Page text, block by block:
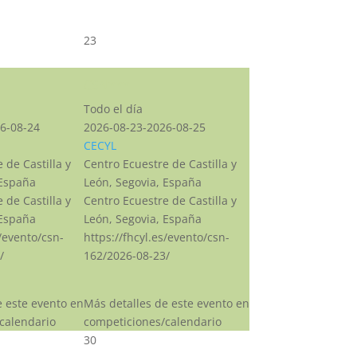
08-24
de Castilla y
de Castilla y
csn-
este evento en
23
Todo el día
2026-08-23-2026-08-25
CECYL
Centro Ecuestre de Castilla y
León, Segovia, España
Centro Ecuestre de Castilla y
León, Segovia, España
https://fhcyl.es/evento/csn-
162/2026-08-23/
Más detalles de este evento en
competiciones/calendario
30